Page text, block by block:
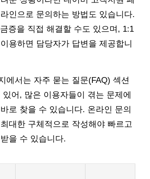
인으로 문의하는 방법도 있습니다.
증을 직접 해결할 수도 있으며, 1:1
용하면 담당자가 답변을 제공합니
에서는 자주 묻는 질문(FAQ) 섹션
어, 많은 이용자들이 겪는 문제에
로 찾을 수 있습니다. 온라인 문의
대한 구체적으로 작성해야 빠르고
을 수 있습니다.